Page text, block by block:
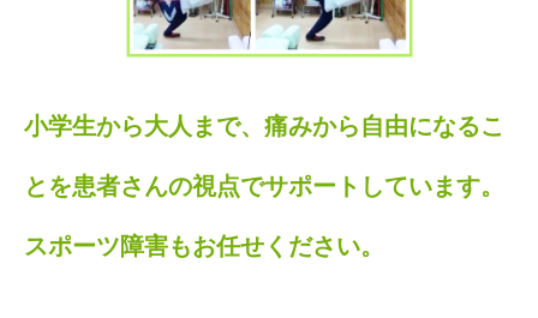
小学生から大人まで、痛みから自由になるこ
とを患者さんの視点でサポートしています。
スポーツ障害もお任せください。